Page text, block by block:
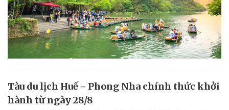
Tàu du lịch Huế - Phong Nha chính thức khởi
hành từ ngày 28/8